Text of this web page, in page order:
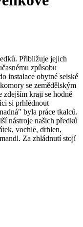
Přibližuje jejich
způsobu
instalace obytné selské
se zemědělským
zdejším kraji se hodně
si prhlédnout
byla práce tkalců.
nástroje našich předků
vochle, drhlen,
Za zhládnutí stojí